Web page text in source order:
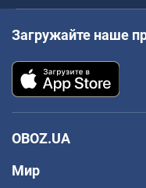
Загружайте наше
OBOZ.UA
Мир